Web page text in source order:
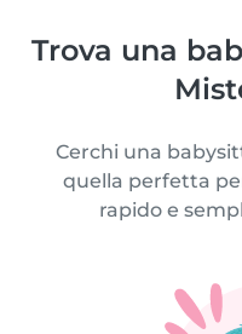
Trova una
Cerchi una
quella perfetta
rapido e